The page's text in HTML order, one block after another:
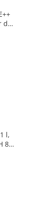
de
si
l,
85